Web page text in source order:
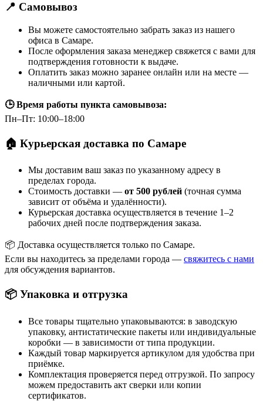
📍 Самовывоз
Вы можете самостоятельно забрать заказ из нашего
офиса в Самаре.
После оформления заказа менеджер свяжется с вами для
подтверждения готовности к выдаче.
Оплатить заказ можно заранее онлайн или на месте —
наличными или картой.
🕒 Время работы пункта самовывоза:
Пн–Пт: 10:00–18:00
🏠 Курьерская доставка по Самаре
Мы доставим ваш заказ по указанному адресу в
пределах города.
Стоимость доставки — от 500 рублей (точная сумма
зависит от объёма и удалённости).
Курьерская доставка осуществляется в течение 1–2
рабочих дней после подтверждения заказа.
📦 Доставка осуществляется только по Самаре.
Если вы находитесь за пределами города — свяжитесь с нами
для обсуждения вариантов.
📦 Упаковка и отгрузка
Все товары тщательно упаковываются: в заводскую
упаковку, антистатические пакеты или индивидуальные
коробки — в зависимости от типа продукции.
Каждый товар маркируется артикулом для удобства при
приёмке.
Комплектация проверяется перед отгрузкой. По запросу
можем предоставить акт сверки или копии
сертификатов.